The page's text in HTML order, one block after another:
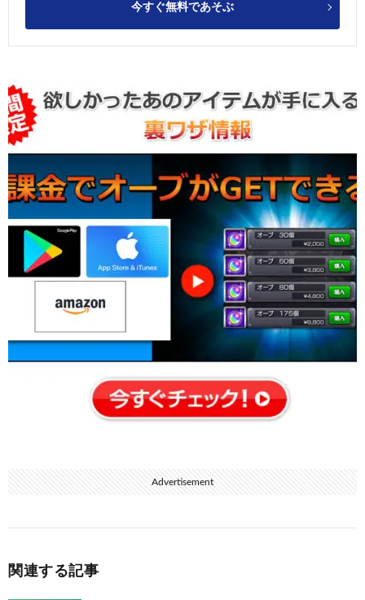
今すぐ無料であそぶ
Advertisement
関連する記事